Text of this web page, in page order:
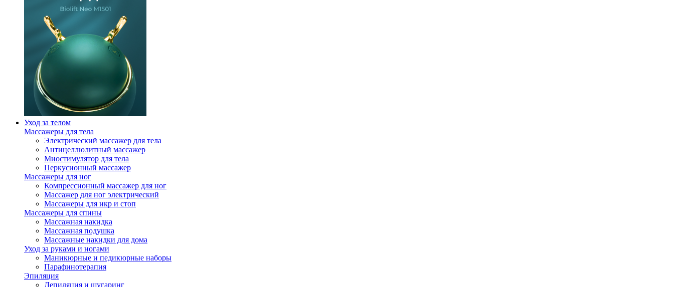
Уход за телом
Массажеры для тела
Электрический массажер для тела
Антицеллюлитный массажер
Миостимулятор для тела
Перкусионный массажер
Массажеры для ног
Компрессионный массажер для ног
Массажер для ног электрический
Массажеры для икр и стоп
Массажеры для спины
Массажная накидка
Массажная подушка
Массажные накидки для дома
Уход за руками и ногами
Маникюрные и педикюрные наборы
Парафинотерапия
Эпиляция
Депиляция и шугаринг